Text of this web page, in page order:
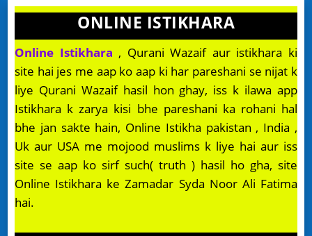
ONLINE ISTIKHARA
Online Istikhara , Qurani Wazaif aur istikhara ki
site hai jes me aap ko aap ki har pareshani se nijat k
liye Qurani Wazaif hasil hon ghay, iss k ilawa app
Istikhara k zarya kisi bhe pareshani ka rohani hal
bhe jan sakte hain, Online Istikha pakistan , India ,
Uk aur USA me mojood muslims k liye hai aur iss
site se aap ko sirf such( truth ) hasil ho gha, site
Online Istikhara ke Zamadar Syda Noor Ali Fatima
hai.